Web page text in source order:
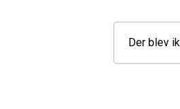
Der blev